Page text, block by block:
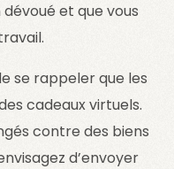
et que vous
se rappeler que les
cadeaux virtuels.
contre des biens
d’envoyer